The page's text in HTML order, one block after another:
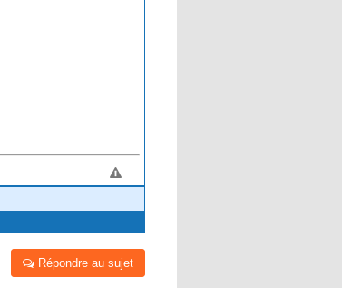
Répondre au sujet